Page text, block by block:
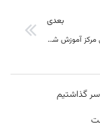
بعدی
آغاز عملیات اجرایی مرکز آموزش شرکت کویرتایر
گذاشتیم